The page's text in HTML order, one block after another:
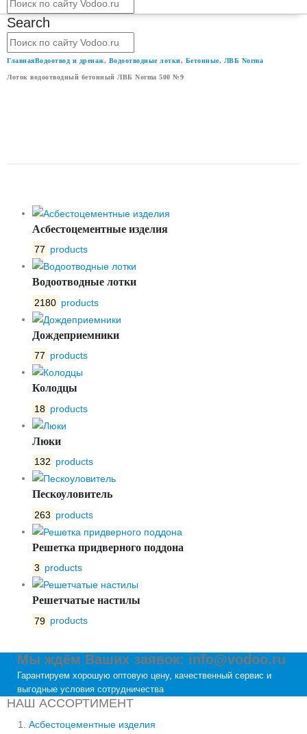
Search
ГлавнаяВодоотвод и дренаж, Водоотводные лотки, Бетонные, ЛВБ Norma
Лоток водоотводный бетонный ЛВБ Norma 500 №9
Асбестоцементные изделия
77 products
Водоотводные лотки
2180 products
Дождеприемники
77 products
Колодцы
18 products
Люки
132 products
Пескоуловитель
263 products
Решетка придверного поддона
3 products
Решетчатые настилы
79 products
Мы ждём Ваших заявок: info@vodoo.ru
Гарантируем хорошую оптовую цену, качественный сервис и
выгодные условия сотрудничества
НАШ АССОРТИМЕНТ
Асбестоцементные изделия